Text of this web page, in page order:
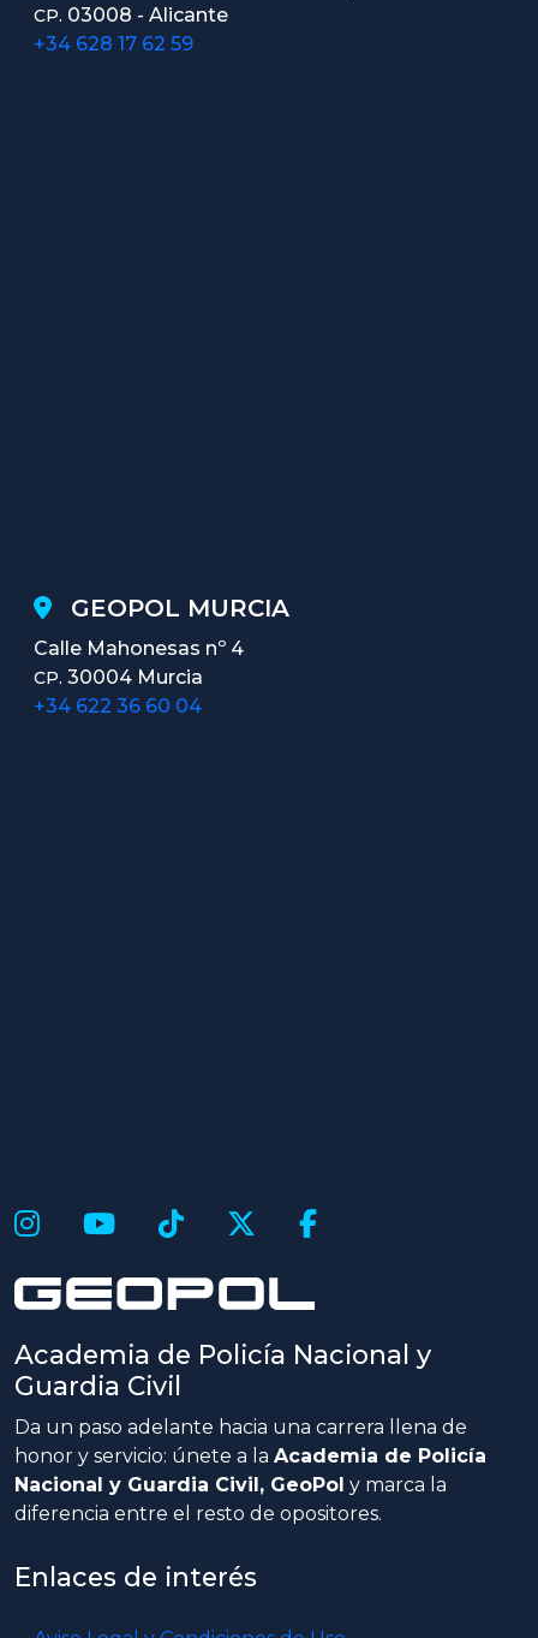
CP. 03008 - Alicante
+34 628 17 62 59
GEOPOL MURCIA
Calle Mahonesas nº 4
CP. 30004 Murcia
+34 622 36 60 04
Academia de Policía Nacional y
Guardia Civil
Da un paso adelante hacia una carrera llena de
honor y servicio: únete a la Academia de Policía
Nacional y Guardia Civil, GeoPol y marca la
diferencia entre el resto de opositores.
Enlaces de interés